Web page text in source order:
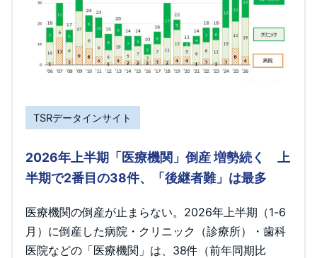
TSRデータインサイト
2026年上半期「医療機関」倒産 増勢続く 上
半期で2番目の38件、「後継者難」は最多
医療機関の倒産が止まらない。2026年上半期（1-6
月）に倒産した病院・クリニック（診療所）・歯科
医院などの「医療機関」は、38件（前年同期比